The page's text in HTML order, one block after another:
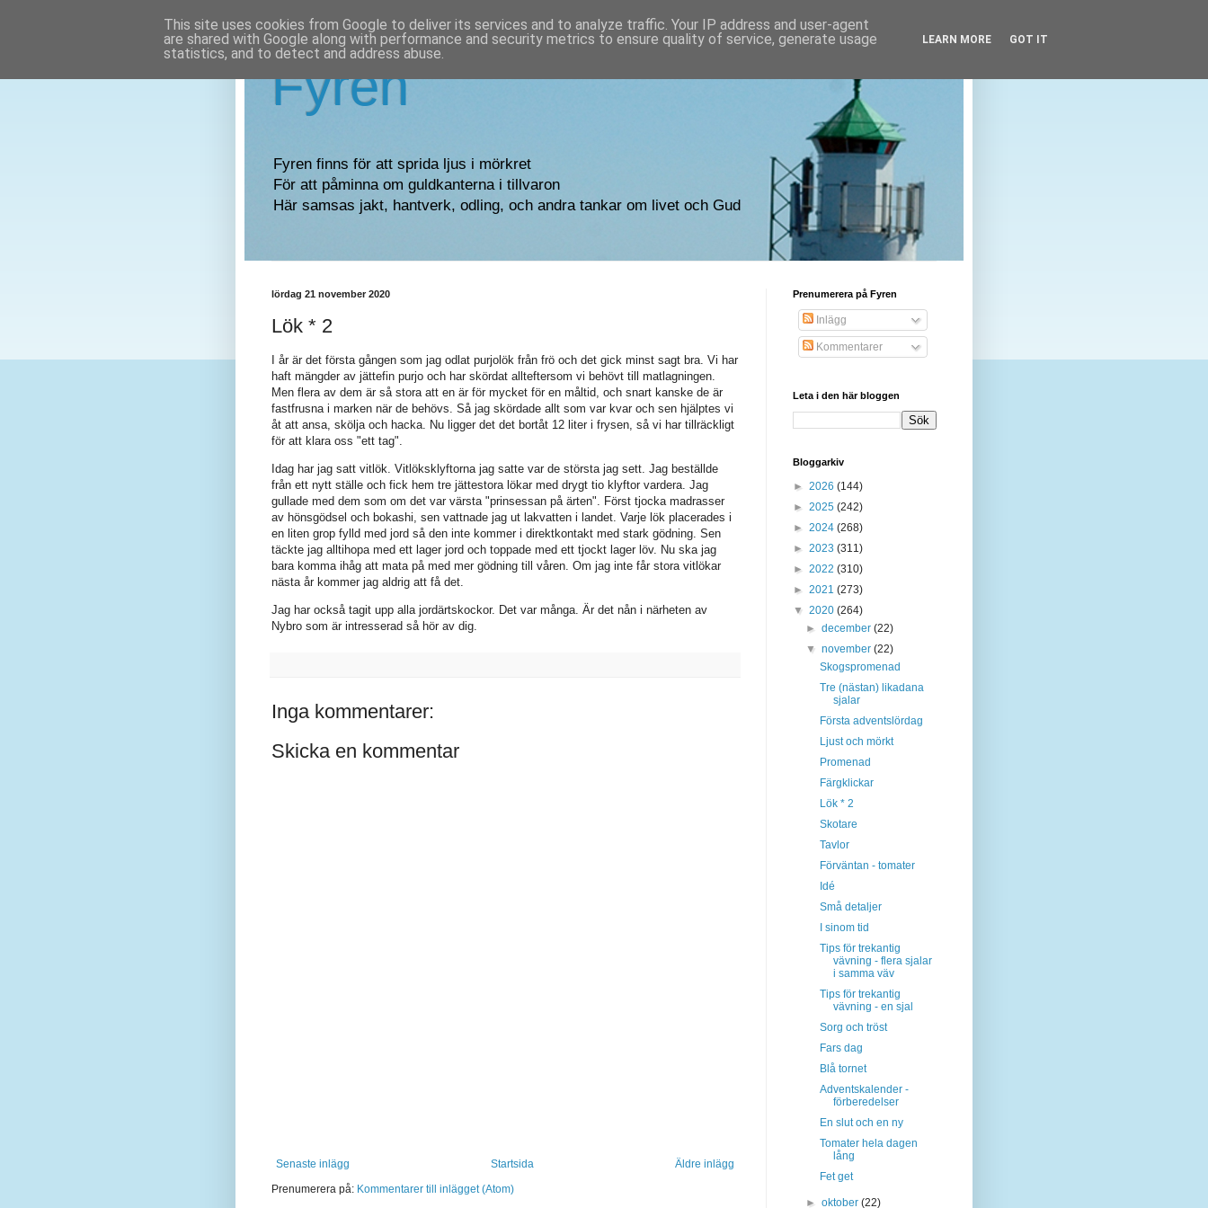
Fyren
Fyren finns för att sprida ljus i mörkret
För att påminna om guldkanterna i tillvaron
Här samsas jakt, hantverk, odling, och andra tankar om livet och Gud
lördag 21 november 2020
Lök * 2
I år är det första gången som jag odlat purjolök från frö och det gick minst sagt bra. Vi har
haft mängder av jättefin purjo och har skördat allteftersom vi behövt till matlagningen.
Men flera av dem är så stora att en är för mycket för en måltid, och snart kanske de är
fastfrusna i marken när de behövs. Så jag skördade allt som var kvar och sen hjälptes vi
åt att ansa, skölja och hacka. Nu ligger det det bortåt 12 liter i frysen, så vi har tillräckligt
för att klara oss "ett tag".
Idag har jag satt vitlök. Vitlöksklyftorna jag satte var de största jag sett. Jag beställde
från ett nytt ställe och fick hem tre jättestora lökar med drygt tio klyftor vardera. Jag
gullade med dem som om det var värsta "prinsessan på ärten". Först tjocka madrasser
av hönsgödsel och bokashi, sen vattnade jag ut lakvatten i landet. Varje lök placerades i
en liten grop fylld med jord så den inte kommer i direktkontakt med stark gödning. Sen
täckte jag alltihopa med ett lager jord och toppade med ett tjockt lager löv. Nu ska jag
bara komma ihåg att mata på med mer gödning till våren. Om jag inte får stora vitlökar
nästa år kommer jag aldrig att få det.
Jag har också tagit upp alla jordärtskockor. Det var många. Är det nån i närheten av
Nybro som är intresserad så hör av dig.
Inga kommentarer:
Skicka en kommentar
Senaste inlägg Äldre inlägg
Startsida
Prenumerera på: Kommentarer till inlägget (Atom)
Prenumerera på Fyren
Inlägg
Kommentarer
Leta i den här bloggen
Bloggarkiv
► 2026 (144)
► 2025 (242)
► 2024 (268)
► 2023 (311)
► 2022 (310)
► 2021 (273)
▼ 2020 (264)
►december(22)
▼november(22)
Skogspromenad
Tre (nästan) likadana
sjalar
Första adventslördag
Ljust och mörkt
Promenad
Färgklickar
Lök * 2
Skotare
Tavlor
Förväntan - tomater
Idé
Små detaljer
I sinom tid
Tips för trekantig
vävning - flera sjalar
i samma väv
Tips för trekantig
vävning - en sjal
Sorg och tröst
Fars dag
Blå tornet
Adventskalender -
förberedelser
En slut och en ny
Tomater hela dagen
lång
Fet get
►oktober(22)
This site uses cookies from Google to deliver its services and to analyze traffic. Your IP address and user-agent
are shared with Google along with performance and security metrics to ensure quality of service, generate usage
statistics, and to detect and address abuse.
LEARN MORE GOT IT